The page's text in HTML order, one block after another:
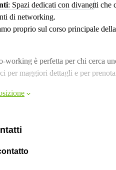
: Spazi dedicati con divanetti che
di networking.
proprio sul corso principale
working è perfetta per chi cerca
per maggiori dettagli e per